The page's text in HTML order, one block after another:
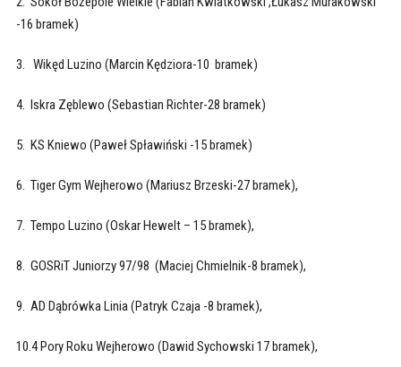
-16 bramek)
3. Wikęd Luzino (Marcin Kędziora-10 bramek)
4. Iskra Zęblewo (Sebastian Richter-28 bramek)
5. KS Kniewo (Paweł Spławiński -15 bramek)
6. Tiger Gym Wejherowo (Mariusz Brzeski-27 bramek),
7. Tempo Luzino (Oskar Hewelt – 15 bramek),
8. GOSRiT Juniorzy 97/98 (Maciej Chmielnik-8 bramek),
9. AD Dąbrówka Linia (Patryk Czaja -8 bramek),
10.4 Pory Roku Wejherowo (Dawid Sychowski 17 bramek),